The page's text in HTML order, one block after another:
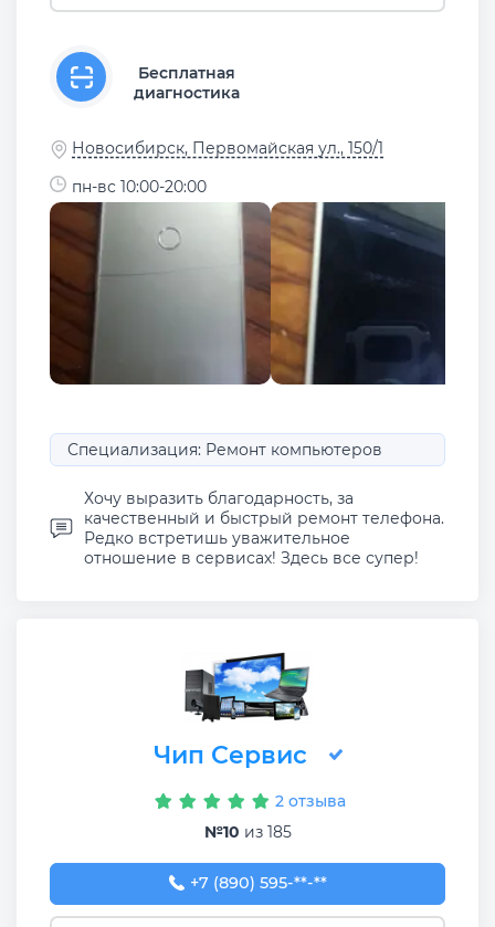
Бесплатная
диагностика
Новосибирск, Первомайская ул., 150/1
пн-вс 10:00-20:00
Специализация: Ремонт компьютеров
Хочу выразить благодарность, за
качественный и быстрый ремонт телефона.
Редко встретишь уважительное
отношение в сервисах! Здесь все супер!
Чип Сервис
2 отзыва
№10 из 185
+7 (890) 595-98-88
+7 (890) 595-**-**